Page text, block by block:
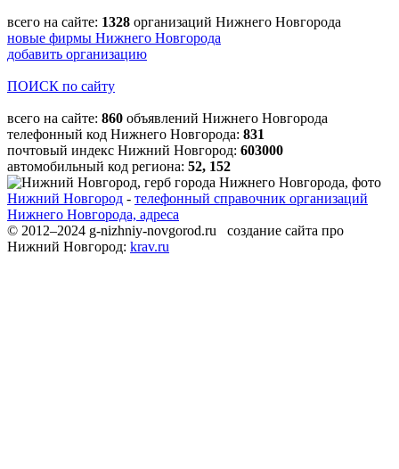
всего на сайте: 1328 организаций Нижнего Новгорода
новые фирмы Нижнего Новгорода
добавить организацию
ПОИСК по сайту
всего на сайте: 860 объявлений Нижнего Новгорода
телефонный код Нижнего Новгорода: 831
почтовый индекс Нижний Новгород: 603000
автомобильный код региона: 52, 152
Нижний Новгород - телефонный справочник организаций
Нижнего Новгорода, адреса
© 2012–2024 g-nizhniy-novgorod.ru создание сайта про
Нижний Новгород: krav.ru